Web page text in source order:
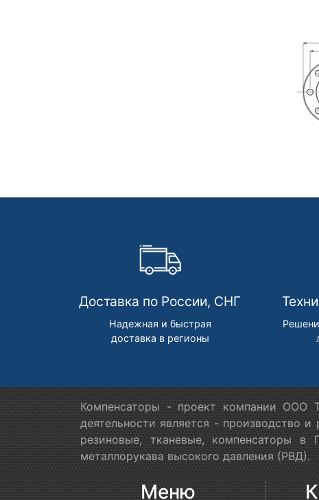
Доставка по России, СНГ
Надежная и быстрая
доставка в регионы
Компенсаторы - проект компании ООО
деятельности является - производство
резиновые, тканевые, компенсаторы
металлорукава высокого давления (РВД).
Меню